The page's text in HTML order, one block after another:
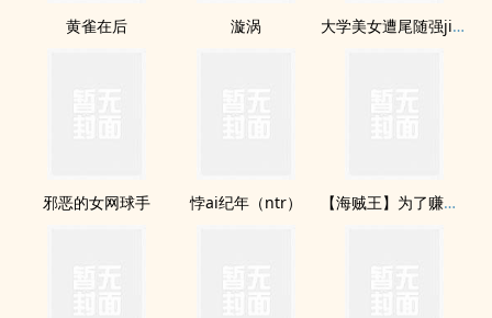
黄雀在后 漩涡 大学美女遭尾随强jian
邪恶的女网球手 悖ai纪年（ntr） 【海贼王】为了赚钱的我被迫下海（剧情向h）